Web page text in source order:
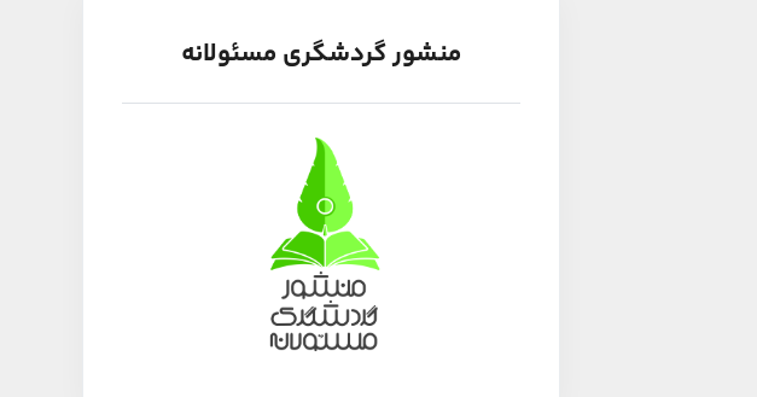
منشور گردشگری مسئولانه